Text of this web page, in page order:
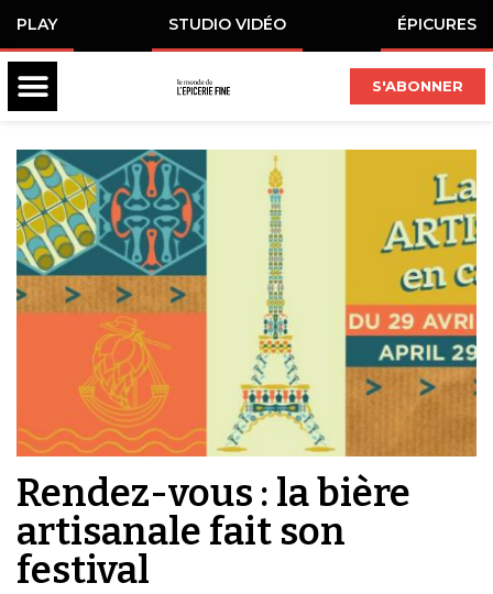
PLAY STUDIO VIDÉO ÉPICURES
S'ABONNER
Rendez-vous : la bière
artisanale fait son
festival